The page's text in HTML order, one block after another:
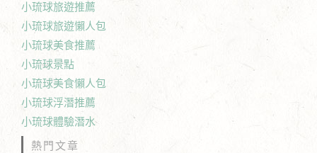
小琉球旅遊推薦
小琉球旅遊懶人包
小琉球美食推薦
小琉球景點
小琉球美食懶人包
小琉球浮潛推薦
小琉球體驗潛水
熱門文章